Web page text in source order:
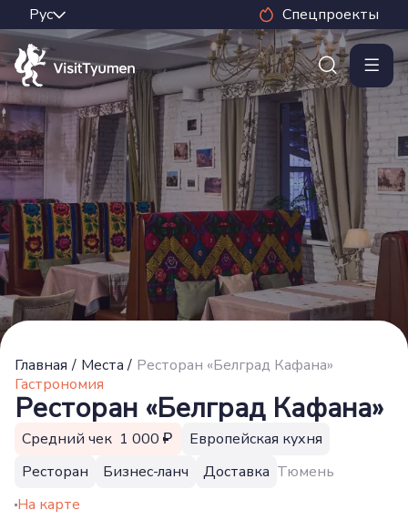
Спецпроекты
Главная / Места / Ресторан «Белград Кафана»
Гастрономия
Ресторан «Белград Кафана»
Средний чек 1 000
Европейская кухня
Ресторан
Бизнес-ланч Доставка Тюмень
На карте